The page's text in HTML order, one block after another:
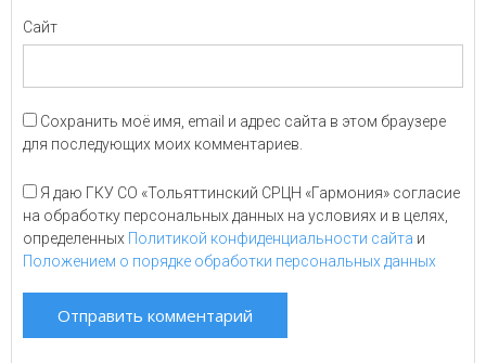
Сайт
Сохранить моё имя, email и адрес сайта в этом браузере
для последующих моих комментариев.
Я даю ГКУ СО «Тольяттинский СРЦН «Гармония» согласие
на обработку персональных данных на условиях и в целях,
определенных Политикой конфиденциальности сайта и
Положением о порядке обработки персональных данных